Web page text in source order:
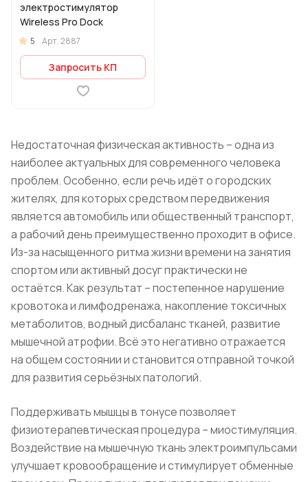
электростимулятор
Wireless Pro Dock
5 Арт.2887
Запросить КП
Недостаточная физическая активность – одна из
наиболее актуальных для современного человека
проблем. Особенно, если речь идёт о городских
жителях, для которых средством передвижения
является автомобиль или общественный транспорт,
а рабочий день преимущественно проходит в офисе.
Из-за насыщенного ритма жизни времени на занятия
спортом или активный досуг практически не
остаётся. Как результат – постепенное нарушение
кровотока и лимфодренажа, накопление токсичных
метаболитов, водный дисбаланс тканей, развитие
мышечной атрофии. Всё это негативно отражается
на общем состоянии и становится отправной точкой
для развития серьёзных патологий.
Поддерживать мышцы в тонусе позволяет
физиотерапевтическая процедура – миостимуляция.
Воздействие на мышечную ткань электроимпульсами
улучшает кровообращение и стимулирует обменные